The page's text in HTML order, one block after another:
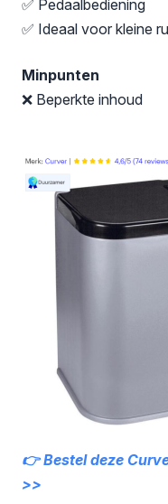
✅ Pedaalbediening
✅ Ideaal voor kleine
Minpunten
❌ Beperkte inhoud
👉 Bestel deze
>>